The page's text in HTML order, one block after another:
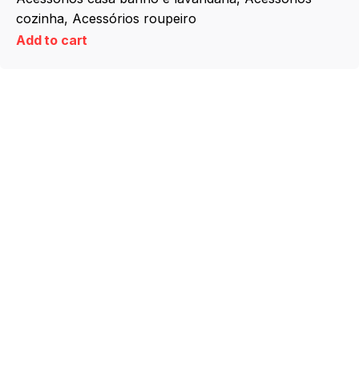
cozinha Acessórios roupeiro
Add to cart